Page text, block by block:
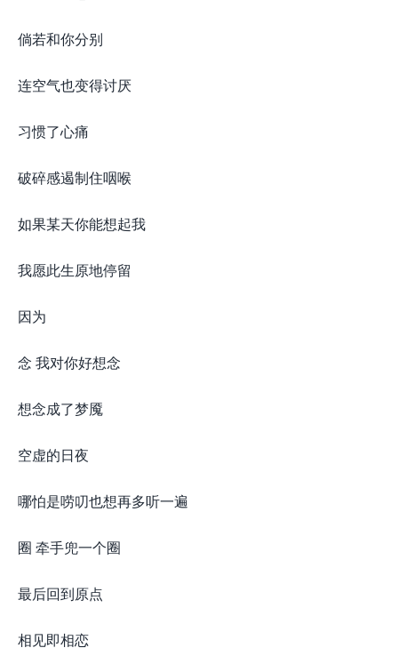
倘若和你分别
连空气也变得讨厌
习惯了心痛
破碎感遏制住咽喉
如果某天你能想起我
我愿此生原地停留
因为
念 我对你好想念
想念成了梦魇
空虚的日夜
哪怕是唠叨也想再多听一遍
圈 牵手兜一个圈
最后回到原点
相见即相恋